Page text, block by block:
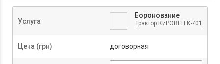
Услуга
Боронование
Трактор КИРОВЕЦ К-701
Цена (грн) договорная